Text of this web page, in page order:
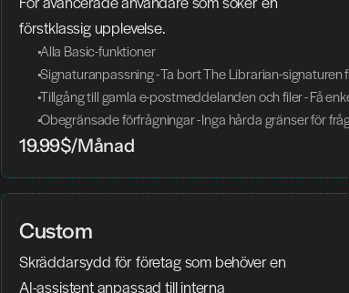
förstklassig upplevelse.
Alla Basic-funktioner
Signaturanpassning - Ta bort The Librarian-
Tillgång till gamla e-postmeddelanden och filer - Få
Obegränsade förfrågningar - Inga hårda gränser för
19.99$/Månad
Custom
Skräddarsydd för företag som behöver en
AI-assistent anpassad till interna